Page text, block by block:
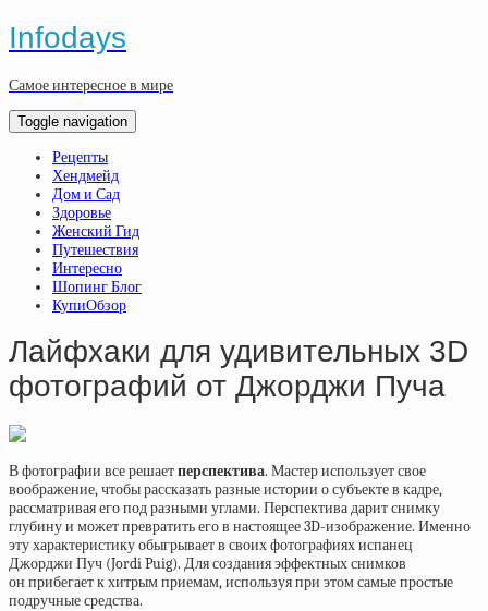
Infodays
Самое интересное в мире
Toggle navigation
Рецепты
Хендмейд
Дом и Сад
Здоровье
Женский Гид
Путешествия
Интересно
Шопинг Блог
КупиОбзор
Лайфхаки для удивительных 3D
фотографий от Джорджи Пуча
В фотографии все решаетперспектива. Мастер использует свое
воображение, чтобы рассказать разные истории о субъекте в кадре,
рассматривая его под разными углами. Перспектива дарит снимку
глубину и может превратить его в настоящее 3D-изображение. Именно
эту характеристику обыгрывает в своих фотографиях испанец
Джорджи Пуч (Jordi Puig). Для создания эффектных снимков
он прибегает к хитрым приемам, используя при этом самые простые
подручные средства.